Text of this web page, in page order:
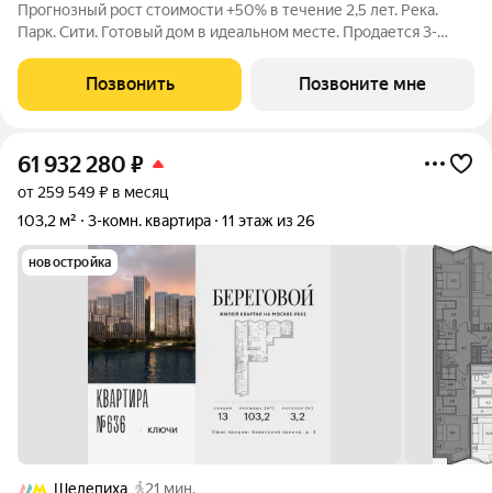
Прогнозный рост стоимости +50% в течение 2,5 лет. Река.
Парк. Сити. Готовый дом в идеальном месте. Продается 3-
и видом на школу. Береговой - квартал-курорт в центре
столицы. Пешеходная
Позвонить Позвоните мне
61 932 280 ₽
от 259 549 ₽ в месяц
103,2 м²
3-комн. квартира 11 этаж из 26
новостройка
Шелепиха
21 мин.